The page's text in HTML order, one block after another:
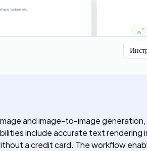
and image-to-image
include accurate text rendering
a credit card. The workflow